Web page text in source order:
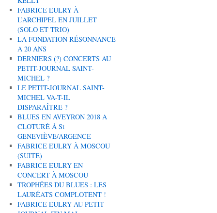
FABRICE EULRY À
L’ARCHIPEL EN JUILLET
(SOLO ET TRIO)
LA FONDATION RÉSONNANCE
A 20 ANS
DERNIERS (?) CONCERTS AU
PETIT-JOURNAL SAINT-
MICHEL ?
LE PETIT-JOURNAL SAINT-
MICHEL VA-T-IL
DISPARAÎTRE ?
BLUES EN AVEYRON 2018 A
CLOTURÉ À St
GENEVIÈVE/ARGENCE
FABRICE EULRY À MOSCOU
(SUITE)
FABRICE EULRY EN
CONCERT À MOSCOU
TROPHÉES DU BLUES : LES
LAURÉATS COMPLOTENT !
FABRICE EULRY AU PETIT-